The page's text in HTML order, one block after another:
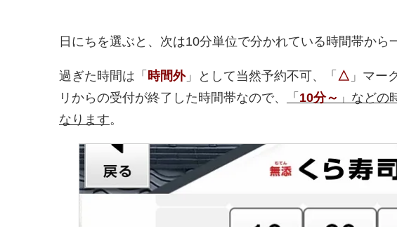
日にちを選ぶと、次は10分単位で分かれている時間帯から
過ぎた時間は「 時間外」として当然予約不可、「 △ 」マー
リからの受付が終了した時間帯なので、
「 10分～ 」などの
なります。